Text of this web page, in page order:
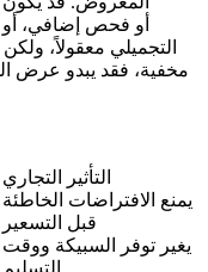
التجميلي معقولاً،
مخفية، فقد يبدو عرض
التأثير التجاري
يمنع الافتراضات الخاطئة
قبل التسعير
يغير توفر السبيكة ووقت
التسليم